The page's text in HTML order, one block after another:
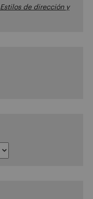
Estilos de dirección y